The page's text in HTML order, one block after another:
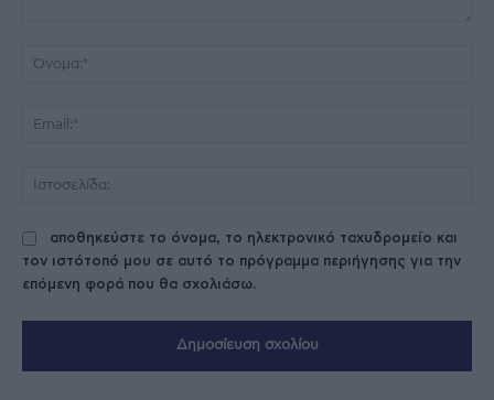
αποθηκεύστε το όνομα, το ηλεκτρονικό ταχυδρομείο και
τον ιστότοπό μου σε αυτό το πρόγραμμα περιήγησης για την
επόμενη φορά που θα σχολιάσω.